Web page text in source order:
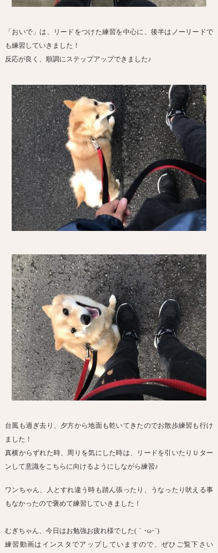
「おいで」は、リードをつけた練習を中心に、後半はノーリードで
も練習していきました！
反応が良く、順調にステップアップできました♪
台風も過ぎ去り、夕方から地面も乾いてきたのでお散歩練習も行け
ました！
真横からずれた時、周りを気にした時は、リードを引いたりＵター
ンして意識をこちらに向けるようにしながら練習♪
ワンちゃん、人とすれ違う時も踏ん張ったり、うなったり吠える事
もなかったので褒めて練習していきました！
むぎちゃん、今日はお勉強お疲れ様でした(｀･ω･´)ゞ
練習動画はインスタでアップしていますので、ぜひご覧下さい